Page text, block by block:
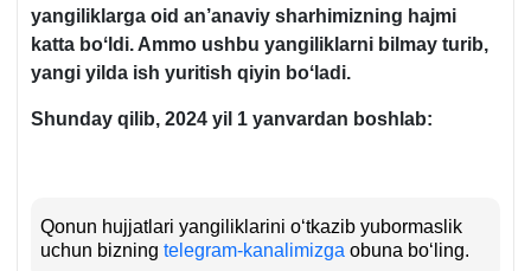
yangiliklarga oid an’anaviy sharhimizning hajmi
katta boʻldi. Ammo ushbu yangiliklarni bilmay turib,
yangi yilda ish yuritish qiyin boʻladi.
Shunday qilib, 2024 yil 1 yanvardan boshlab:
Qonun hujjatlari yangiliklarini oʻtkazib yubormaslik
uchun bizning telegram-kanalimizga obuna boʻling.